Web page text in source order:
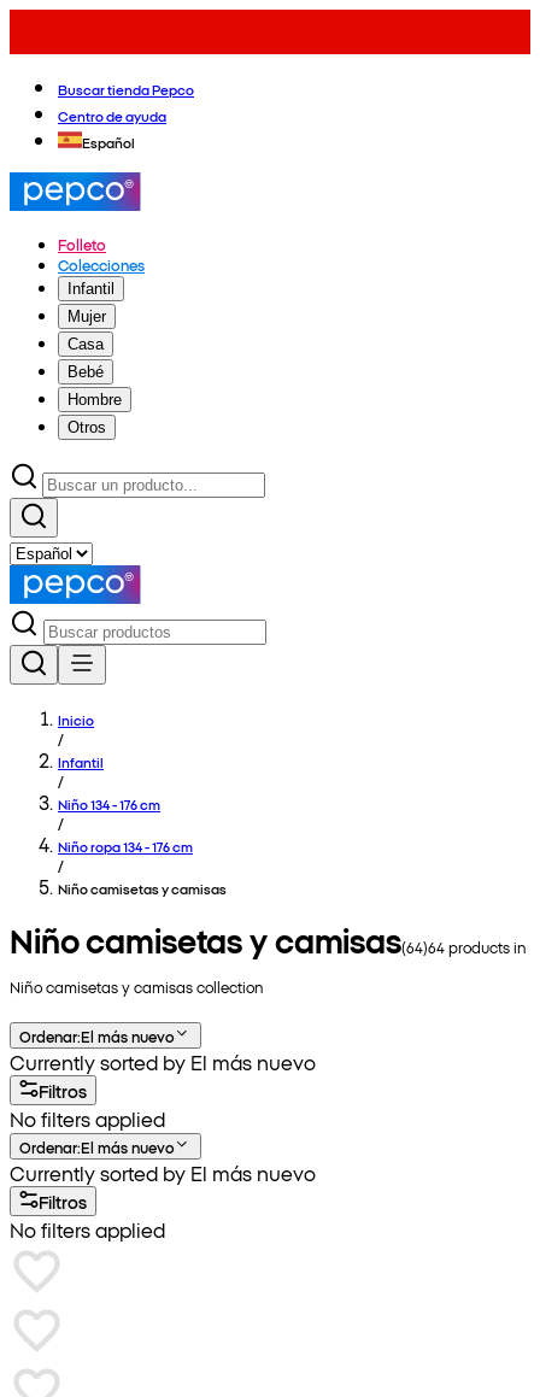
Buscar tienda Pepco
Centro de ayuda
Español
Folleto
Colecciones
Infantil
Mujer
Casa
Bebé
Hombre
Otros
Inicio
/
Infantil
/
Niño 134 - 176 cm
/
Niño ropa 134 - 176 cm
/
Niño camisetas y camisas
Niño camisetas y camisas(64)64products in
Niño camisetas y camisascollection
Ordenar:El más nuevo
Currently sorted by El más nuevo
Filtros
No filters applied
Ordenar:El más nuevo
Currently sorted by El más nuevo
Filtros
No filters applied